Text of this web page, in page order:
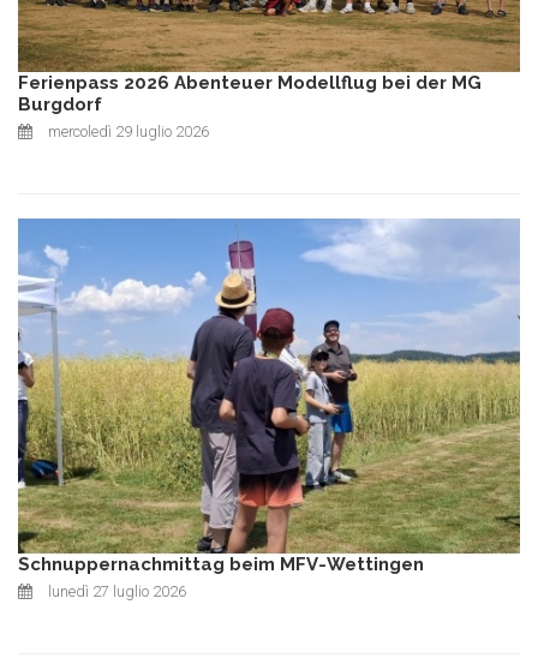
Ferienpass 2026 Abenteuer Modellflug bei der MG
Burgdorf
mercoledì 29 luglio 2026
Schnuppernachmittag beim MFV-Wettingen
lunedì 27 luglio 2026